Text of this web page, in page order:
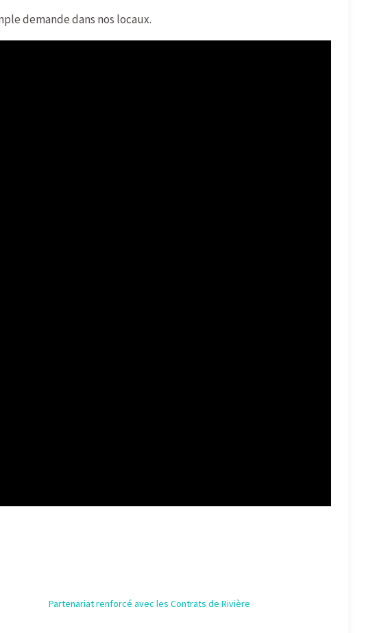
demande dans nos locaux.
Partenariat renforcé avec les Contrats de Rivière